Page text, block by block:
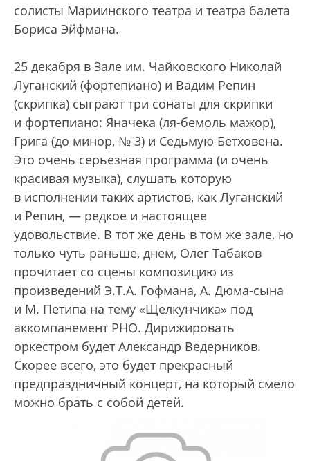
солисты Мариинского театра и театра балета
Бориса Эйфмана.
25 декабря в Зале им. Чайковского Николай
Луганский (фортепиано) и Вадим Репин
(скрипка) сыграют три сонаты для скрипки
и фортепиано: Яначека (ля-бемоль мажор),
Грига (до минор, № 3) и Cедьмую Бетховена.
Это очень серьезная программа (и очень
красивая музыка), слушать которую
в исполнении таких артистов, как Луганский
и Репин, — редкое и настоящее
удовольствие. В тот же день в том же зале, но
только чуть раньше, днем, Олег Табаков
прочитает со сцены композицию из
произведений Э.Т.А. Гофмана, А. Дюма-сына
и М. Петипа на тему «Щелкунчика» под
аккомпанемент РНО. Дирижировать
оркестром будет Александр Ведерников.
Скорее всего, это будет прекрасный
предпраздничный концерт, на который смело
можно брать с собой детей.